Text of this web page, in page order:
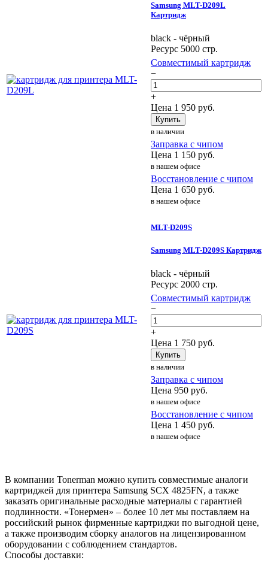
Samsung MLT-D209L
Картридж
black - чёрный
Ресурс 5000 стр.
Совместимый картридж
−
+
Цена 1 950 руб.
Купить
в наличии
Заправка с чипом
Цена 1 150 руб.
в нашем офисе
Восстановление с чипом
Цена 1 650 руб.
в нашем офисе
MLT-D209S
Samsung MLT-D209S Картридж
black - чёрный
Ресурс 2000 стр.
Совместимый картридж
−
+
Цена 1 750 руб.
Купить
в наличии
Заправка с чипом
Цена 950 руб.
в нашем офисе
Восстановление с чипом
Цена 1 450 руб.
в нашем офисе
В компании Tonerman можно купить совместимые аналоги
картриджей для принтера Samsung SCX 4825FN, а также
заказать оригинальные расходные материалы с гарантией
подлинности. «Тонермен» – более 10 лет мы поставляем на
российский рынок фирменные картриджи по выгодной цене,
а также производим сборку аналогов на лицензированном
оборудовании с соблюдением стандартов.
Способы доставки: